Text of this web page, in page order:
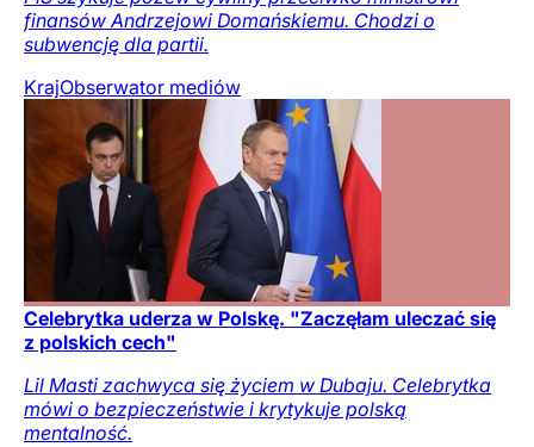
finansów Andrzejowi Domańskiemu. Chodzi o
subwencję dla partii.
KrajObserwator mediów
Celebrytka uderza w Polskę. "Zaczęłam uleczać się
z polskich cech"
Lil Masti zachwyca się życiem w Dubaju. Celebrytka
mówi o bezpieczeństwie i krytykuje polską
mentalność.